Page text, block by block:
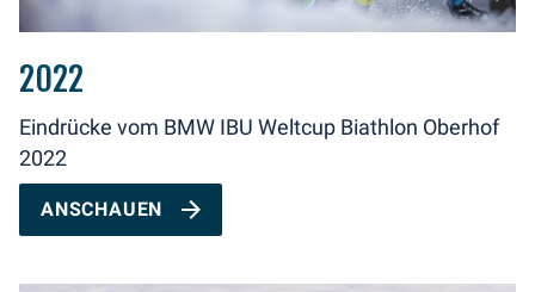
2022
Eindrücke vom BMW IBU Weltcup Biathlon Oberhof
2022
ANSCHAUEN